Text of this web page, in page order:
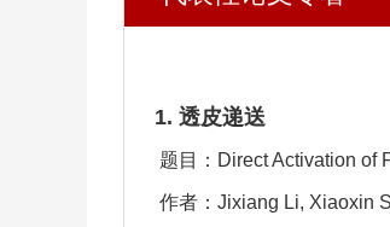
1. 透皮递送
题目： Direct Activation of
作者： Jixiang Li, Xiaoxin